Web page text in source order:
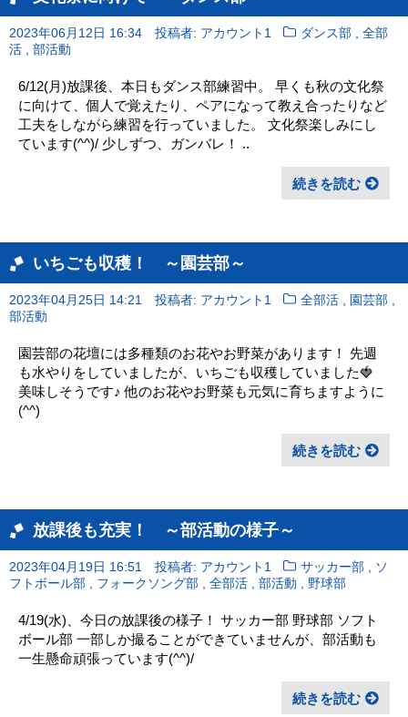
2023年06月12日 16:34 投稿者: アカウント1 ダンス部 ,全部
活
部活動
6/12(月)放課後、本日もダンス部練習中。 早くも秋の文化祭
に向けて、個人で覚えたり、ペアになって教え合ったりなど
工夫をしながら練習を行っていました。 文化祭楽しみにし
ています(^^)/ 少しずつ、ガンバレ！ ..
続きを読む
いちごも収穫！ ～園芸部～
2023年04月25日 14:21 投稿者: アカウント1 全部活 園芸部
部活動
園芸部の花壇には多種類のお花やお野菜があります！ 先週
も水やりをしていましたが、いちごも収穫していました🍓
美味しそうです♪ 他のお花やお野菜も元気に育ちますように
(^^)
続きを読む
放課後も充実！ ～部活動の様子～
2023年04月19日 16:51 投稿者: アカウント1 サッカー部
ソ
フトボール部
フォークソング部 全部活 部活動 野球部
4/19(水)、今日の放課後の様子！ サッカー部 野球部 ソフト
ボール部 一部しか撮ることができていませんが、部活動も
一生懸命頑張っています(^^)/
続きを読む